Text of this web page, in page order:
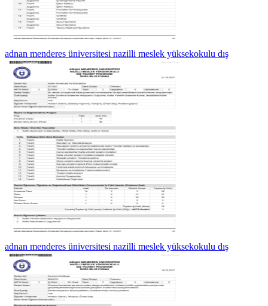
adnan menderes üniversitesi nazilli meslek yüksekokulu dış
adnan menderes üniversitesi nazilli meslek yüksekokulu dış